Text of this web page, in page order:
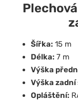
Šířka: 15 m
Délka: 7 m
Výška
Výška
Opláštění: